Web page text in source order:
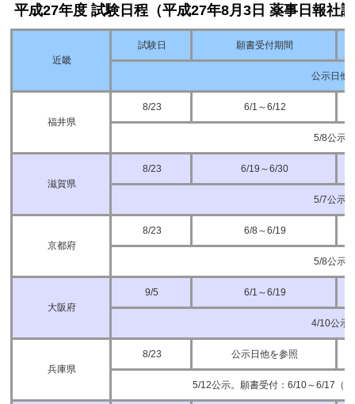
平成27年度 試験日程（平成27年8月3日 薬事日報社
近畿
試験日 願書受付期間
公示日他
福井県
8/23 6/1～6/12
5/8公示
滋賀県
8/23 6/19～6/30
5/7公示
京都府
8/23 6/8～6/19
5/8公示
大阪府
9/5 6/1～6/19
4/10公示
兵庫県
8/23 公示日他を参照
5/12公示。願書受付：6/10～6/17（